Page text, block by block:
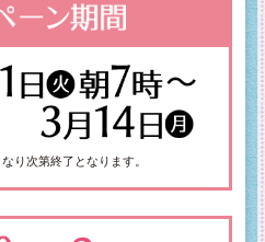
り次第終了となります。